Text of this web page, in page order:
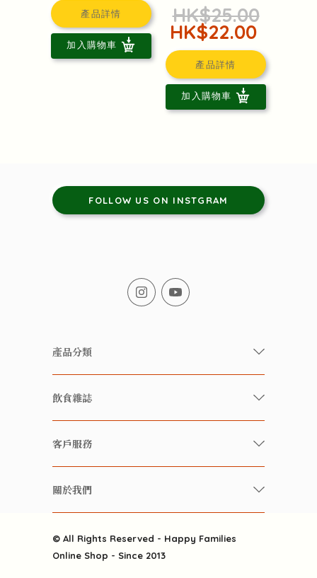
產品詳情
加入購物車
HK$25.00
HK$22.00
產品詳情
加入購物車
FOLLOW US ON INSTGRAM
產品分類
有機/無農藥新鮮蔬果
有機 / 無添加飲品
養生保健好東西
酒類
雜貨部
飲食雜誌
快樂家庭 飲食雜誌
雲南搜食記
粒粒皆辛苦
快樂電視台
客戶服務
常見問題
關於我們
送貨
© All Rights Reserved - Happy Families
Online Shop - Since 2013